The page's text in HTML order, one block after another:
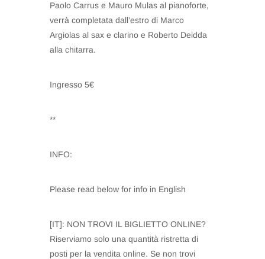
Paolo Carrus e Mauro Mulas al pianoforte,
verrà completata dall’estro di Marco
Argiolas al sax e clarino e Roberto Deidda
alla chitarra.
Ingresso 5€
**
INFO:
Please read below for info in English
[IT]: NON TROVI IL BIGLIETTO ONLINE?
Riserviamo solo una quantità ristretta di
posti per la vendita online. Se non trovi